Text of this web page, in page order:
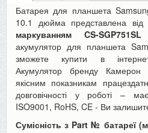
Батарея для планшета
10.1 дюйма представлена від
маркуванням
CS-SGP751SL
акумулятор для планшета
зможете купити в
Акумулятор бренду Камерон
якісним показникам
довговічності у роботі –
ISO9001, RoHS, CE - Ви
Сумісність з Part № батареї